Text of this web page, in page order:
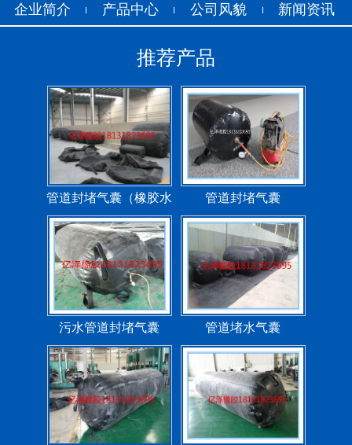
企业简介 产品中心 公司风貌 新闻资讯
推荐产品
管道封堵气囊（橡胶水
堵）
管道封堵气囊
污水管道封堵气囊 管道堵水气囊